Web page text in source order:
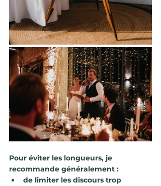
Pour éviter les longueurs, je
recommande généralement :
de limiter les discours trop